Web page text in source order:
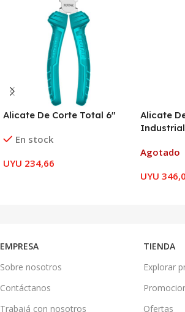
Alicate De Corte Total 6″
En stock
UYU 234,66
Alicate
Industrial
Agotado
UYU
EMPRESA
Sobre nosotros
Contáctanos
Trabajá con nosotros
TIENDA
Explorar
Ofertas